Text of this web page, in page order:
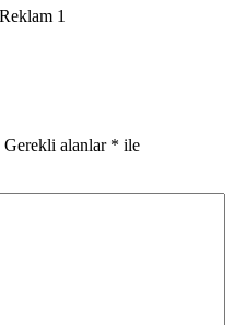
Gerekli alanlar * ile